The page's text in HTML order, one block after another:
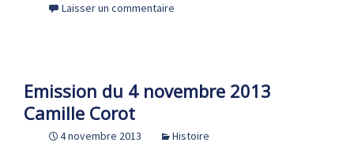
Laisser un commentaire
Emission du 4 novembre 2013
Camille Corot
4 novembre 2013 Histoire